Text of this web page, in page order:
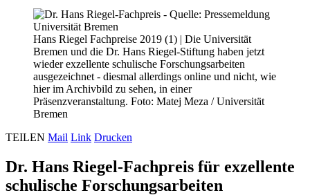
Hans Riegel Fachpreise 2019 (1) | Die Universität
Bremen und die Dr. Hans Riegel-Stiftung haben jetzt
wieder exzellente schulische Forschungsarbeiten
ausgezeichnet - diesmal allerdings online und nicht, wie
hier im Archivbild zu sehen, in einer
Präsenzveranstaltung. Foto: Matej Meza / Universität
Bremen
TEILEN Mail Link Drucken
Dr. Hans Riegel-Fachpreis für exzellente
schulische Forschungsarbeiten